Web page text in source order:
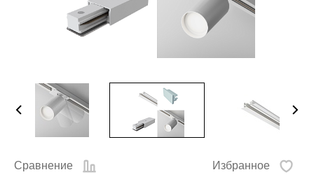
Сравнение Избранное